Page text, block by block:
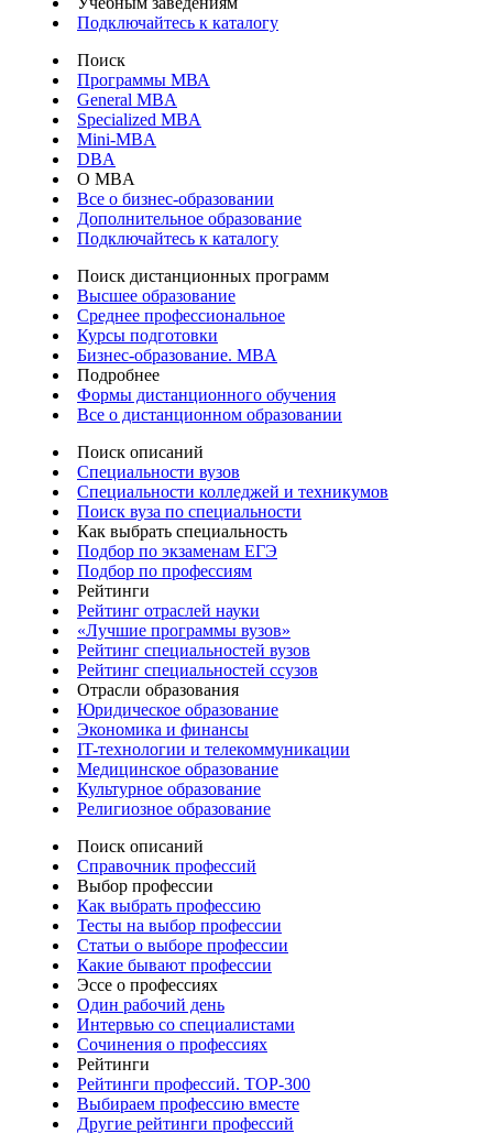
Подключайтесь к каталогу
Поиск
Программы МВА
General MBA
Specialized MBA
Mini-MBA
DBA
О MBA
Все о бизнес-образовании
Дополнительное образование
Подключайтесь к каталогу
Поиск дистанционных программ
Высшее образование
Среднее профессиональное
Курсы подготовки
Бизнес-образование. MBA
Подробнее
Формы дистанционного обучения
Все о дистанционном образовании
Поиск описаний
Специальности вузов
Специальности колледжей и техникумов
Поиск вуза по специальности
Как выбрать специальность
Подбор по экзаменам ЕГЭ
Подбор по профессиям
Рейтинги
Рейтинг отраслей науки
«Лучшие программы вузов»
Рейтинг специальностей вузов
Рейтинг специальностей ссузов
Отрасли образования
Юридическое образование
Экономика и финансы
IT-технологии и телекоммуникации
Медицинское образование
Культурное образование
Религиозное образование
Поиск описаний
Справочник профессий
Выбор профессии
Как выбрать профессию
Тесты на выбор профессии
Статьи о выборе профессии
Какие бывают профессии
Эссе о профессиях
Один рабочий день
Интервью со специалистами
Сочинения о профессиях
Рейтинги
Рейтинги профессий. TOP-300
Выбираем профессию вместе
Другие рейтинги профессий